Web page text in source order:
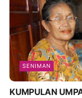
SENIMAN
KUMPULAN